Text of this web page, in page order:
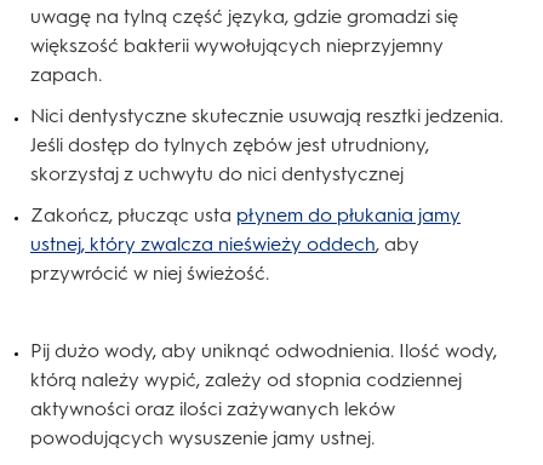
uwagę na tylną część języka, gdzie gromadzi się
większość bakterii wywołujących nieprzyjemny
zapach.
Nici dentystyczne skutecznie usuwają resztki jedzenia.
Jeśli dostęp do tylnych zębów jest utrudniony,
skorzystaj z uchwytu do nici dentystycznej
Zakończ, płucząc usta płynem do płukania jamy
ustnej, który zwalcza nieświeży oddech, aby
przywrócić w niej świeżość.
Pij dużo wody, aby uniknąć odwodnienia. Ilość wody,
którą należy wypić, zależy od stopnia codziennej
aktywności oraz ilości zażywanych leków
powodujących wysuszenie jamy ustnej.